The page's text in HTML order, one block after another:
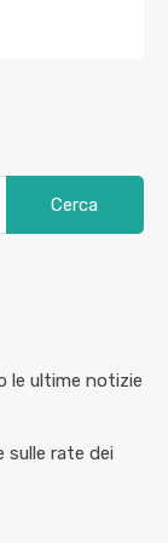
le ultime notizie
sulle rate dei